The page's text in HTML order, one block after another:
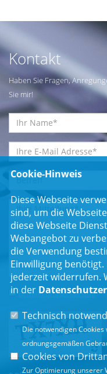
Kontakt
Haben Sie Fragen,
Sie mir!
Einwilligungserklärung*
Cookie-Hinweis
Diese Webseite
sind, um die
diese Webseite
Webangebot zu
die Verwendung
Einwilligung
jederzeit widerrufen.
in der
Technisch
Die notwendigen
ordnungsgemäßen
Cookies von
Zur Optimierung unserer